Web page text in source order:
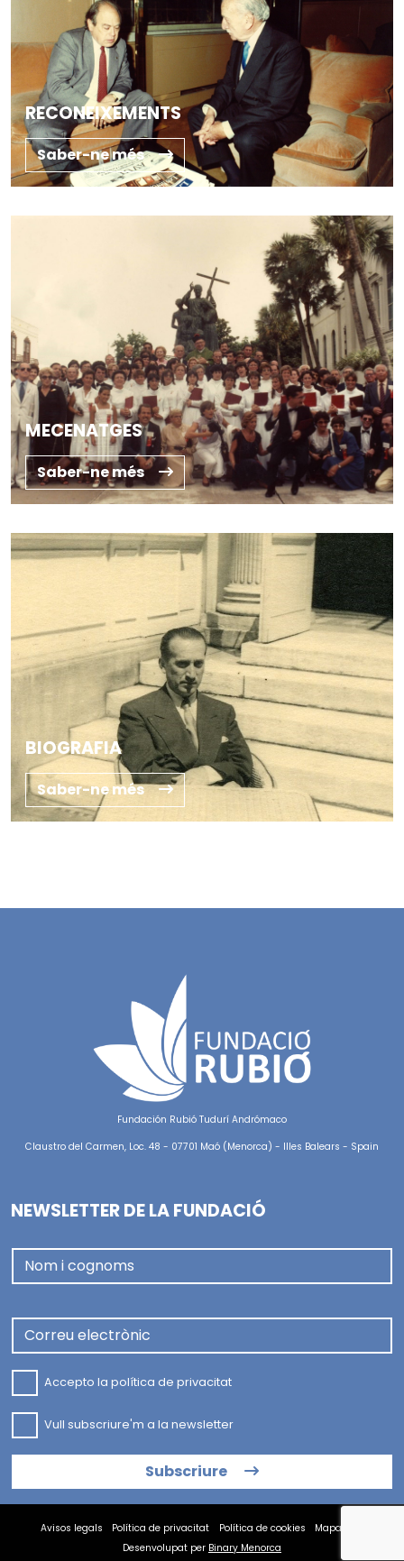
RECONEIXEMENTS
Saber-ne més
MECENATGES
Saber-ne més
BIOGRAFIA
Saber-ne més
Fundación Rubió Tudurí Andrómaco
Claustro del Carmen, Loc. 48 - 07701 Maó (Menorca) - Illes Balears - Spain
NEWSLETTER DE LA FUNDACIÓ
Nom i cognoms
Correu electrònic
Accepto la política de privacitat
Vull subscriure'm a la newsletter
Subscriure
Avisos legals Política de privacitat Política de cookies
Mapa web
Desenvolupat per Binary Menorca